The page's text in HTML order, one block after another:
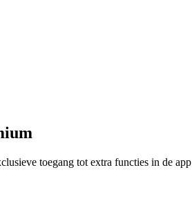
toegang tot extra functies in de app